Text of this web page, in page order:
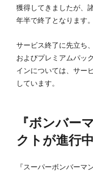
獲得してきましたが、
年半で終了となります。
サービス終了に先立ち
およびプレミアムパッ
インについては、サー
しています。
『ボンバー
クトが進行中
『スーパーボンバーマ